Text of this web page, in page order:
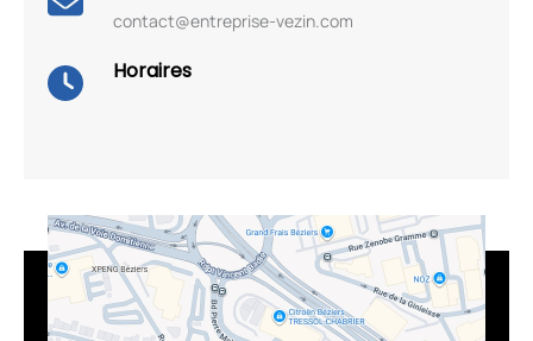
contact@entreprise-vezin.com
Horaires